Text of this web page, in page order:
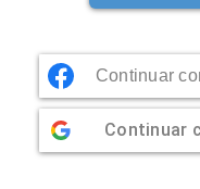
Continuar
Continuar